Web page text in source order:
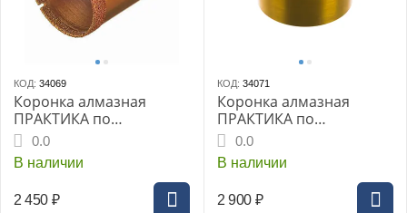
КОД: 34069
Коронка алмазная
ПРАКТИКА по
керамограниту d=45мм
(блистер) (776-164)
Эксперт
0.0
В наличии
2 450 ₽
КОД: 34071
Коронка алмазная
ПРАКТИКА по
керамограниту d=55мм
(блистер) (776-171)
Эксперт
0.0
В наличии
2 900 ₽